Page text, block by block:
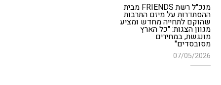
מנכ"ל רשת FRIENDS מבית
ההסתדרות על מיזם התרבות
שהוקם לתחייה מחדש ומציע
מגוון הצגות: "כל הארץ
מונגשת, במחירים
מסובסדים"
07/05/2026